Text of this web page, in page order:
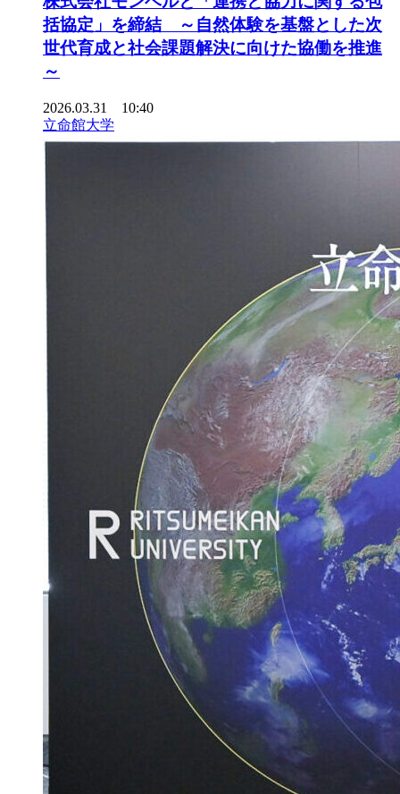
括協定」を締結 ～自然体験を基盤とした次
世代育成と社会課題解決に向けた協働を推進
～
2026.03.31 10:40
立命館大学